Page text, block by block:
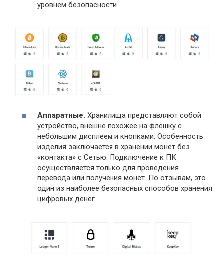
уровнем безопасности.
Аппаратные. Хранилища представляют собой
устройство, внешне похожее на флешку с
небольшим дисплеем и кнопками. Особенность
изделия заключается в хранении монет без
«контакта» с Сетью. Подключение к ПК
осуществляется только для проведения
перевода или получения монет. По отзывам, это
один из наиболее безопасных способов хранения
цифровых денег.